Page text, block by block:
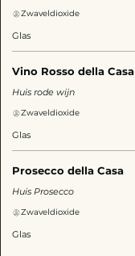
Glas
Zwaveldioxide
Vino Rosso della Casa
Huis rode wijn
Glas
Zwaveldioxide
Prosecco della Casa
Huis Prosecco
Glas
Zwaveldioxide